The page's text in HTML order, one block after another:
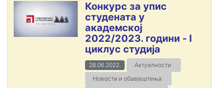
Конкурс за упис
студената у
академској
2022/2023. години - I
циклус студија
28.06.2022.
Актуелности
Новости и обавјештења